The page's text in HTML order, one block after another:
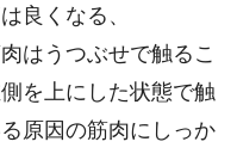
良くなる、
はうつぶせで触るこ
を上にした状態で触
原因の筋肉にしっか